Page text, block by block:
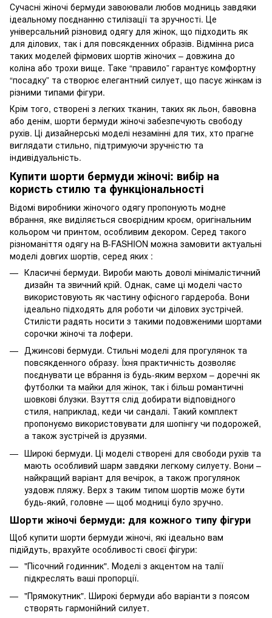
Сучасні жіночі бермуди завоювали любов модниць завдяки
ідеальному поєднанню стилізації та зручності. Це
універсальний різновид одягу для жінок, що підходить як
для ділових, так і для повсякденних образів. Відмінна риса
таких моделей фірмових шортів жіночих – довжина до
коліна або трохи вище. Таке “правило” гарантує комфортну
“посадку” та створює елегантний силует, що пасує жінкам із
різними типами фігури.
Крім того, створені з легких тканин, таких як льон, бавовна
або денім, шорти бермуди жіночі забезпечують свободу
рухів. Ці дизайнерські моделі незамінні для тих, хто прагне
виглядати стильно, підтримуючи зручністю та
індивідуальність.
Купити шорти бермуди жіночі: вибір на
користь стилю та функціональності
Відомі виробники жіночого одягу пропонують модне
вбрання, яке виділяється своєрідним кроєм, оригінальним
кольором чи принтом, особливим декором. Серед такого
різноманіття одягу на B-FASHION можна замовити актуальні
моделі довгих шортів, серед яких :
Класичні бермуди. Вироби мають доволі мінімалістичний
дизайн та звичний крій. Однак, саме ці моделі часто
використовують як частину офісного гардероба. Вони
ідеально підходять для роботи чи ділових зустрічей.
Стилісти радять носити з такими подовженими шортами
сорочки жіночі та лофери.
Джинсові бермуди. Стильні моделі для прогулянок та
повсякденного образу. Їхня практичність дозволяє
поєднувати це вбрання із будь-яким верхом – доречні як
футболки та майки для жінок, так і більш романтичні
шовкові блузки. Взуття слід добирати відповідного
стиля, наприклад, кеди чи сандалі. Такий комплект
пропонуємо використовувати для шопінгу чи подорожей,
а також зустрічей із друзями.
Широкі бермуди. Ці моделі створені для свободи рухів та
мають особливий шарм завдяки легкому силуету. Вони –
найкращий варіант для вечірок, а також прогулянок
уздовж пляжу. Верх з таким типом шортів може бути
будь-який, головне — щоб модниці було зручно.
Шорти жіночі бермуди: для кожного типу фігури
Щоб купити шорти бермуди жіночі, які ідеально вам
підійдуть, врахуйте особливості своєї фігури:
"Пісочний годинник". Моделі з акцентом на талії
підкреслять ваші пропорції.
"Прямокутник". Широкі бермуди або варіанти з поясом
створять гармонійний силует.